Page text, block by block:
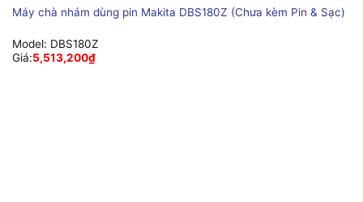
Máy chà nhám dùng pin Makita DBS180Z (Chưa kèm Pin & Sạc)
Model: DBS180Z
Giá:5,513,200₫